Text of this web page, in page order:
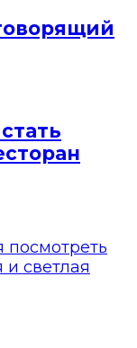
посмотреть
и светлая